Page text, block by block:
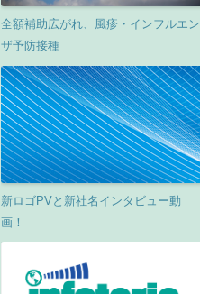
全額補助広がれ、風疹・インフルエン
ザ予防接種
新ロゴPVと新社名インタビュー動
画！